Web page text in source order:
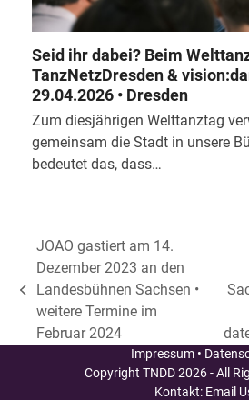
Seid ihr dabei? Beim
TanzNetzDresden &
29.04.2026 • Dresden
Zum diesjährigen Welttanztag
gemeinsam die Stadt in unsere
bedeutet das, dass…
vorheriger
Beitrag:
JOAO gastiert am 14.
Dezember 2023 an den
Landesbühnen Sachsen •
weitere Termine im
Februar 2024
Impressum •
Copyright TNDD2026 - All
Kontakt: Email